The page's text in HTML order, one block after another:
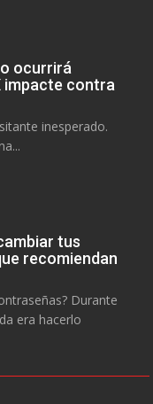
ocurrirá
impacte contra
inesperado.
tus
recomiendan
Durante
era hacerlo